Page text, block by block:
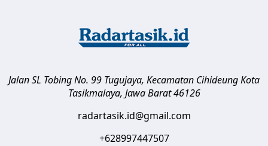
Jalan SL Tobing No. 99 Tugujaya, Kecamatan CihideungKota
Tasikmalaya, Jawa Barat 46126
radartasik.id@gmail.com
+628997447507